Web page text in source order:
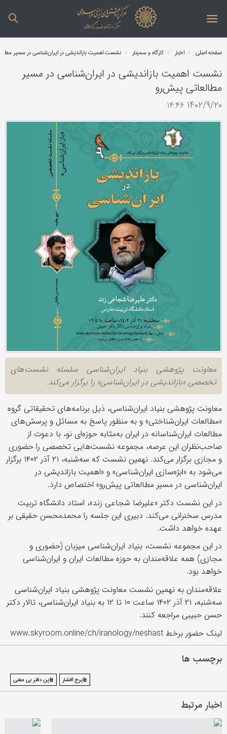
صفحه اصلی اخبار کارگاه و سمینار نشست اهمیت بازاندیشی در ایران‌شناسی در مسیر
نشست اهمیت بازاندیشی در ایران‌شناسی در مسیر
مطالعاتی پیش‌رو
1402/9/20 ۱۴:۴۶
معاونت پژوهشی بنیاد ایران‌شناسی سلسله نشست‌های
تخصصی «بازاندیشی در ایران‌شناسی» را برگزار می‌کند.
معاونت پژوهشی بنیاد ایران‌شناسی، ذیل برنامه‌های تحقیقاتی گروه
«مطالعات ایران‌شناختی» و به منظور پاسخ به مسائل و پرسش‌های
مطالعات ایران‌شناسانه در ایران به‌مثابه حوزه‌ای نو، با دعوت از
صاحب‌نظران این عرصه، مجموعه نشست‌هایی تخصصی را حضوری
و مجازی برگزار می‌کند. نهمین نشست که سه‌شنبه، ۲۱ آذر ۱۴۰۲ برگزار
می‌شود به «ابژه‌سازی ایران‌شناسی» و «اهمیت بازاندیشی در
ایران‌شناسی در مسیر مطالعاتی پیش‌رو» اختصاص دارد.
در این نشست دکتر «علیرضا شجاعی زند»، استاد دانشگاه تربیت
مدرس سخنرانی می‌کند. دبیری این جلسه را محمدمحسن حقیقی بر
عهده خواهد داشت.
در این مجموعه نشست‌، بنیاد ایران‌شناسی میزبان (حضوری و
مجازی) همه علاقه‌مندان به حوزه مطالعات ایران و ایران‌شناسی
خواهد بود.
علاقه‌مندان به نهمین نشست معاونت پژوهشی بنیاد ایران‌شناسی
سه‌شنبه، ۲۱ آذر ۱۴۰۲ ساعت ۱۰ تا ۱۲ به بنیاد ایران‌شناسی، تالار دکتر
حسن حبیبی مراجعه کنند.
لینک حضور برخط www.skyroom.online/ch/iranology/neshast
برچسب ها
#ایرج افشار #این دفتر بی معنی
اخبار مرتبط